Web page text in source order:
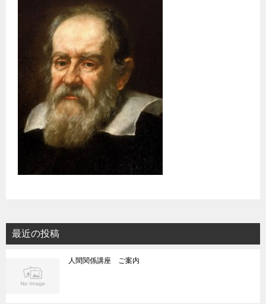
最近の投稿
人間関係講座 ご案内